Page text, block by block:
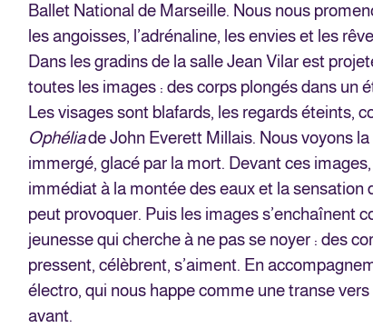
Ballet National de Marseille. Nous nous
les angoisses, l’adrénaline, les envies et les
Dans les gradins de la salle Jean Vilar est
toutes les images : des corps plongés dans un
Les visages sont blafards, les regards éteints,
Ophéliade John Everett Millais. Nous voyons
immergé, glacé par la mort. Devant ces
immédiat à la montée des eaux et la sensation
peut provoquer. Puis les images s’enchaînent
jeunesse qui cherche à ne pas se noyer : des
pressent, célèbrent, s’aiment. En
électro, qui nous happe comme une transe
avant.